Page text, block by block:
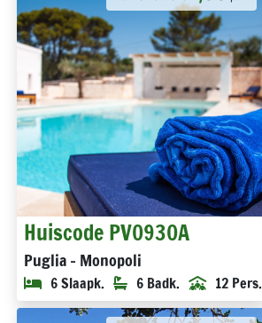
Huiscode PV0930A
Puglia - Monopoli
6 Slaapk. 6 Badk. 12 Pers.